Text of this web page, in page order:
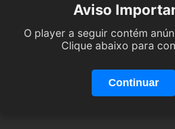
Aviso
O player a seguir contém
Clique abaixo para
Continuar